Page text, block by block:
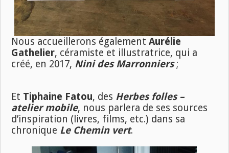
Nous accueillerons égalementAurélie
Gathelier, céramiste et illustratrice, qui a
créé, en 2017, Nini des Marronniers;
Et Tiphaine Fatou, des Herbes folles –
atelier mobile, nous parlera de ses sources
d’inspiration (livres, films, etc.) dans sa
chronique Le Chemin vert.